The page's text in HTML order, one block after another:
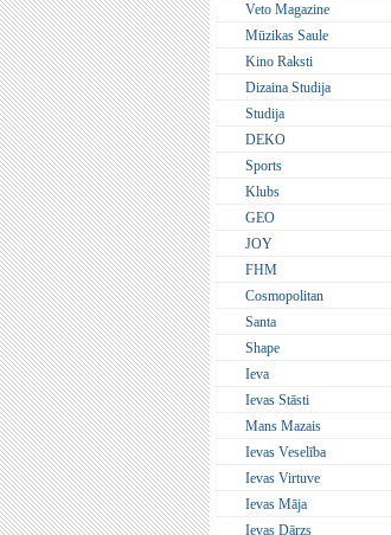
Veto Magazine
Mūzikas Saule
Kino Raksti
Dizaina Studija
Studija
DEKO
Sports
Klubs
GEO
JOY
FHM
Cosmopolitan
Santa
Shape
Ieva
Ievas Stāsti
Mans Mazais
Ievas Veselība
Ievas Virtuve
Ievas Māja
Ievas Dārzs